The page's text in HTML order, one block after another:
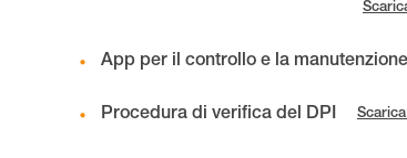
App per il controllo e la
Procedura di verifica del DPI